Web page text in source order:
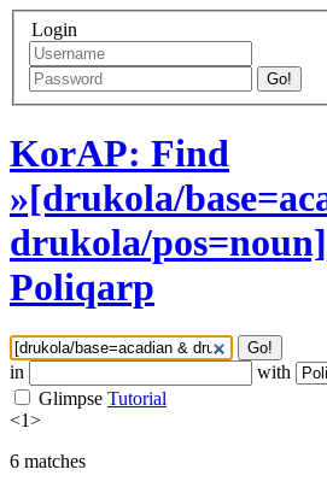
Login
Go!
KorAP: Find
»[drukola/
drukola/
Poliqarp
Go!
in
with
Glimpse Tutorial
<1>
6 matches